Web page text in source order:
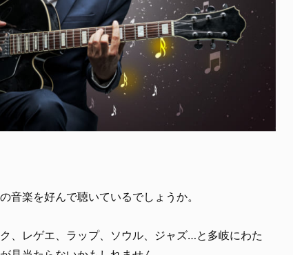
音楽を好んで聴いているでしょうか。
、レゲエ、ラップ、ソウル、ジャズ…と多岐にわた